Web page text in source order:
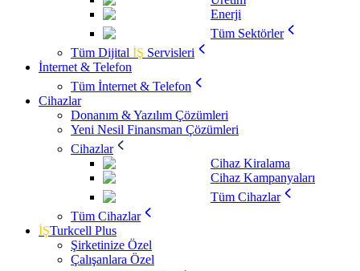
Enerji
Tüm Sektörler
Tüm Dijital İŞ Servisleri
İnternet & Telefon
Tüm İnternet & Telefon
Cihazlar
Donanım & Yazılım Çözümleri
Yeni Nesil Finansman Çözümleri
Cihazlar
Cihaz Kiralama
Cihaz Kampanyaları
Tüm Cihazlar
Tüm Cihazlar
İŞTurkcell Plus
Şirketinize Özel
Çalışanlara Özel